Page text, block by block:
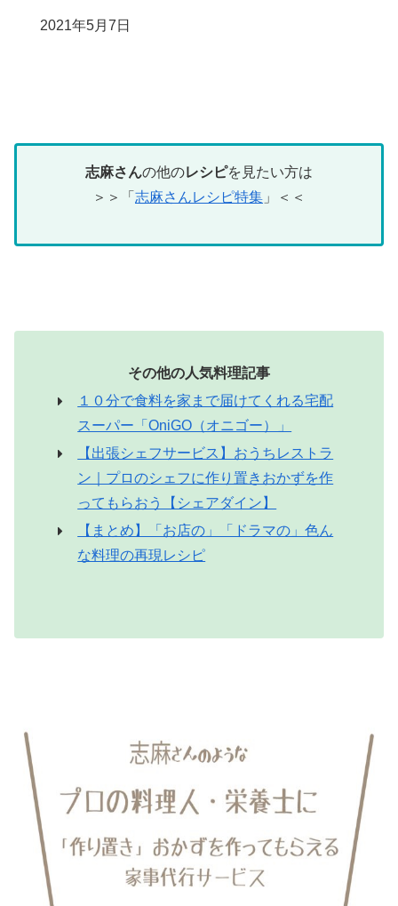
日付
2021年5月7日
志麻さんの他のレシピを見たい方は
＞＞「 志麻さんレシピ特集 」＜＜
その他の人気料理記事
１０分で食料を家まで届けてくれる宅配
スーパー「OniGO（オニゴー）」
【出張シェフサービス】おうちレストラ
ン｜プロのシェフに作り置きおかずを作
ってもらおう【シェアダイン】
【まとめ】「お店の」「ドラマの」色ん
な料理の再現レシピ